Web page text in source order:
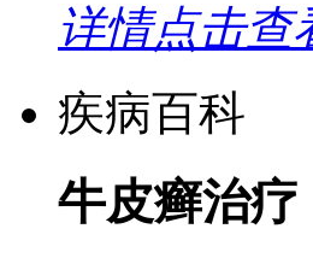
详情点击查
疾病百科
牛皮癣治疗